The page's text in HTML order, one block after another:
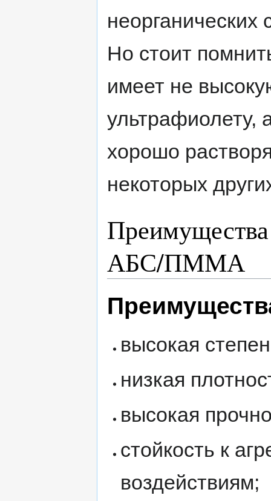
Но стоит
имеет не
ультрафиолету,
хорошо
некоторых
Преимущества
АБС/ПММА
высокая
низкая
высокая
стойкость к
воздействиям;